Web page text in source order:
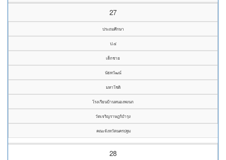
27
ประถมศึกษา
ป.๔
เด็กชาย
นัธทวัฒน์
มหาโชติ
โรงเรียนบ้านหนองพงนก
วัดเจริญราษฎร์บำรุง
คณะจังหวัดนครปฐม
28